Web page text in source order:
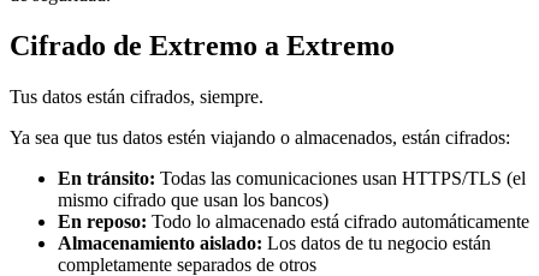
Cifrado de Extremo a Extremo
Tus datos están cifrados, siempre.
Ya sea que tus datos estén viajando o almacenados, están cifrados:
En tránsito: Todas las comunicaciones usan HTTPS/TLS (el
mismo cifrado que usan los bancos)
En reposo: Todo lo almacenado está cifrado automáticamente
Almacenamiento aislado: Los datos de tu negocio están
completamente separados de otros